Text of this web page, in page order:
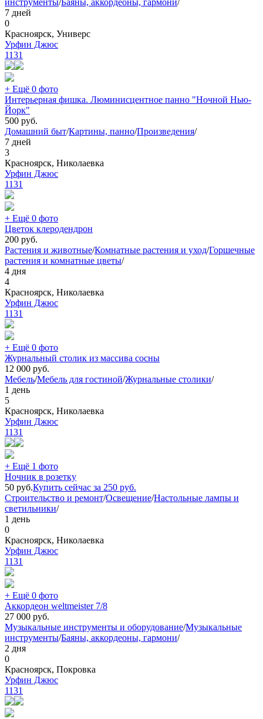
инструменты/Баяны, аккордеоны, гармони/
7 дней
0
Красноярск, Универс
Урфин Джюс
1131
+ Ещё 0 фото
Интерьерная фишка. Люминисцентное панно "Ночной Нью-
Йорк"
500 руб.
Домашний быт/Картины, панно/Произведения/
7 дней
3
Красноярск, Николаевка
Урфин Джюс
1131
+ Ещё 0 фото
Цветок клеродендрон
200 руб.
Растения и животные/Комнатные растения и уход/Горшечные
растения и комнатные цветы/
4 дня
4
Красноярск, Николаевка
Урфин Джюс
1131
+ Ещё 0 фото
Журнальный столик из массива сосны
12 000 руб.
Мебель/Мебель для гостиной/Журнальные столики/
1 день
5
Красноярск, Николаевка
Урфин Джюс
1131
+ Ещё 1 фото
Ночник в розетку
50 руб.Купить сейчас за 250 руб.
Строительство и ремонт/Освещение/Настольные лампы и
светильники/
1 день
0
Красноярск, Николаевка
Урфин Джюс
1131
+ Ещё 0 фото
Аккордеон weltmeister 7/8
27 000 руб.
Музыкальные инструменты и оборудование/Музыкальные
инструменты/Баяны, аккордеоны, гармони/
2 дня
0
Красноярск, Покровка
Урфин Джюс
1131